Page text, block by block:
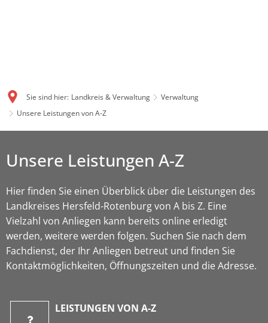
Sie sind hier: Landkreis & Verwaltung
Verwaltung
Unsere Leistungen von A-Z
Unsere Leistungen A-Z
Hier finden Sie einen Überblick über die Leistungen des
Landkreises Hersfeld-Rotenburg von A bis Z. Eine
Vielzahl von Anliegen kann bereits online erledigt
werden, weitere werden folgen. Suchen Sie nach dem
Fachdienst, der Ihr Anliegen betreut und finden Sie
Kontaktmöglichkeiten, Öffnungszeiten und die Adresse.
LEISTUNGEN VON A-Z